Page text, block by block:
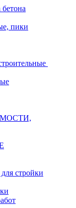
пики
стройки